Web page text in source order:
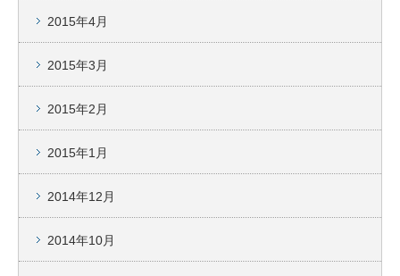
2015年4月
2015年3月
2015年2月
2015年1月
2014年12月
2014年10月